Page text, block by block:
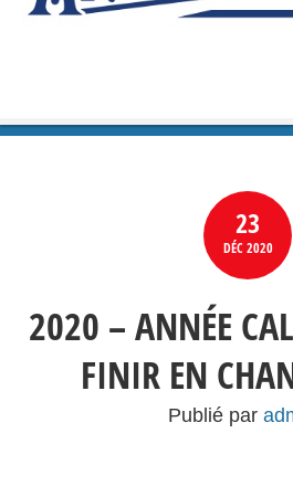
23
DÉC2020
2020 – ANNÉE
FINIR EN
Publié par